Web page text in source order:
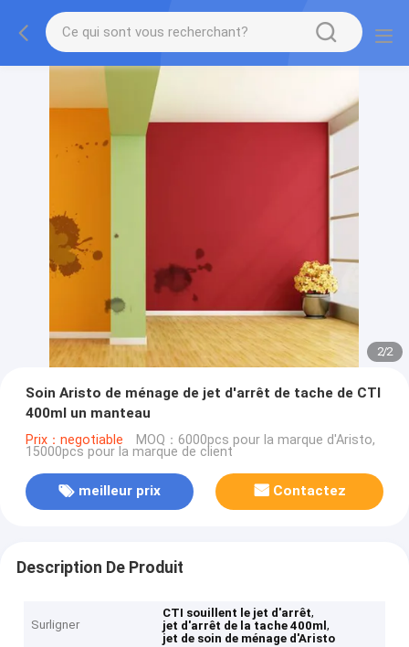
2/2
Soin Aristo de ménage de jet d'arrêt de tache de CTI
400ml un manteau
Prix：negotiable MOQ：6000pcs pour la marque d'Aristo,
15000pcs pour la marque de client
meilleur prix Contactez
Description De Produit
Surligner
CTI souillent le jet d'arrêt,
jet d'arrêt de la tache 400ml,
jet de soin de ménage d'Aristo